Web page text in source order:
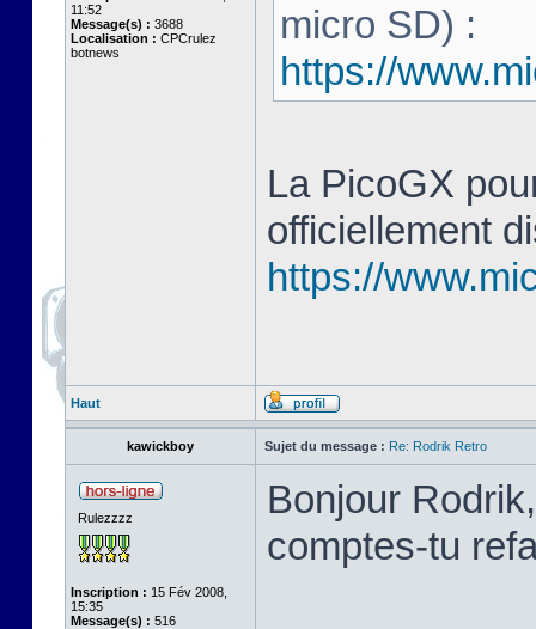
11:52
Message(s) : 3688
Localisation : CPCrulez
botnews
micro SD) :
https://
La PicoGX
officiellement
https://
Haut
kawickboy Sujet du message : Re: Rodrik Retro
Rulezzzz
Inscription : 15 Fév 2008,
15:35
Message(s) : 516
Bonjour
comptes-tu